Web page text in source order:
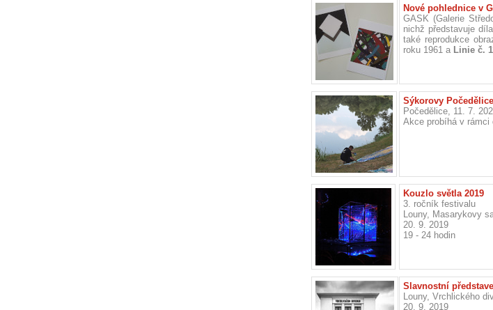
Nové pohlednice v
GASK (Galerie
nichž představuje
také reprodukce
roku 1961 a Linie č.
Sýkorovy
Počedělice, 11. 7.
Akce probíhá v rámci
Kouzlo světla 2019
3. ročník festivalu
Louny, Masarykovy
20. 9. 2019
19 - 24 hodin
Slavnostní
Louny, Vrchlického
20. 9. 2019